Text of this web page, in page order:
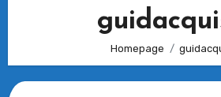
Homepage